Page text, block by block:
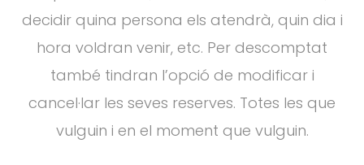
decidir quina persona els atendrà, quin dia i
hora voldran venir, etc. Per descomptat
també tindran l’opció de modificar i
cancel·lar les seves reserves. Totes les que
vulguin i en el moment que vulguin.